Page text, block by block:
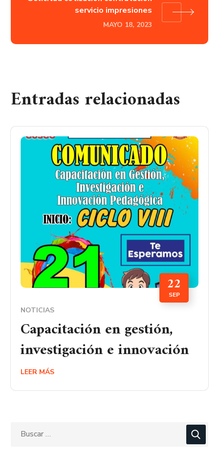
servicio impresiones
MAYO 18, 2023
Entradas relacionadas
22
SEP
NOTICIAS
Capacitación en gestión,
investigación e innovación
LEER MÁS